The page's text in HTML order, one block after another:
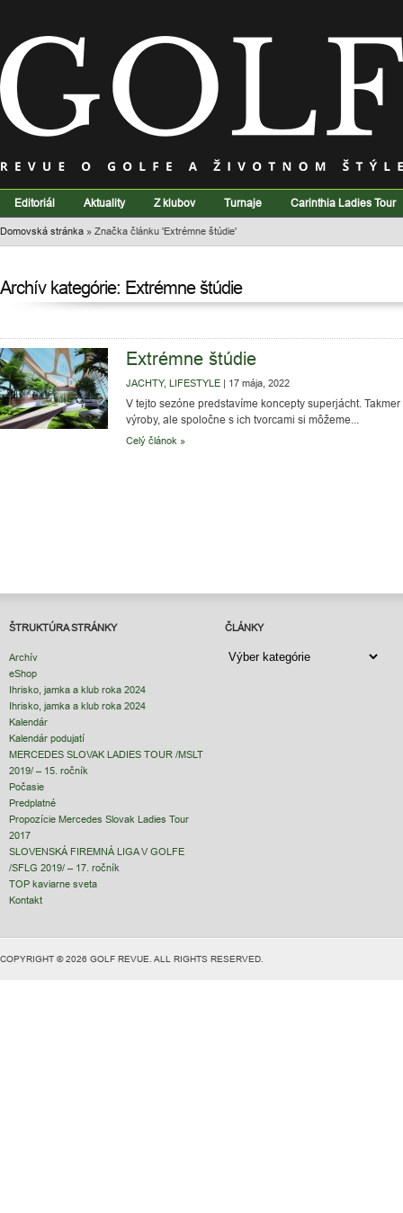
Editoriál Aktuality Z klubov Turnaje Carinthia Ladies Tour
Domovská stránka » Značka článku 'Extrémne štúdie'
Archív kategórie: Extrémne štúdie
Extrémne štúdie
JACHTY, LIFESTYLE | 17 mája, 2022
V tejto sezóne predstavíme koncepty superjácht.
výroby, ale spoločne s ich tvorcami si môžeme...
Celý článok »
ŠTRUKTÚRA STRÁNKY
Archív
eShop
Ihrisko, jamka a klub roka 2024
Ihrisko, jamka a klub roka 2024
Kalendár
Kalendár podujatí
MERCEDES SLOVAK LADIES TOUR /MSLT
2019/ – 15. ročník
Počasie
Predplatné
Propozície Mercedes Slovak Ladies Tour
2017
SLOVENSKÁ FIREMNÁ LIGA V GOLFE
/SFLG 2019/ – 17. ročník
TOP kaviarne sveta
Kontakt
ČLÁNKY
ČLÁNKY
COPYRIGHT © 2026 GOLF REVUE. ALL RIGHTS RESERVED.